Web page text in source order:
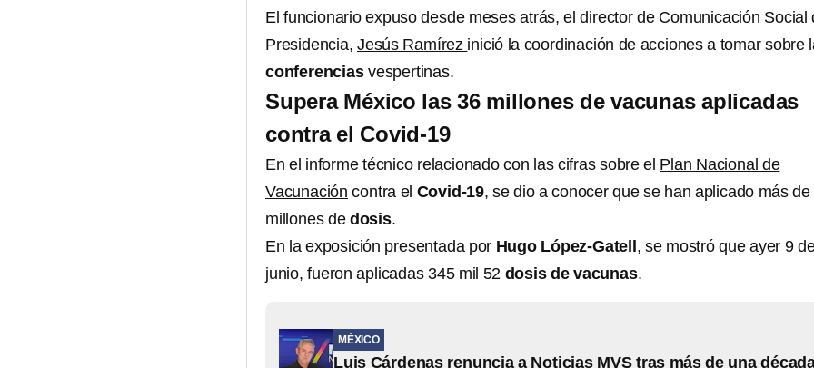
El funcionario expuso desde meses atrás, el director de Comunicación Social
Presidencia,Jesús Ramírez inició la coordinación de acciones a tomar sobre
conferenciasvespertinas.
Supera México las 36 millones de vacunas aplicadas
contra el Covid-19
En el informe técnico relacionado con las cifras sobre el Plan Nacional de
Vacunación contra el Covid-19, se dio a conocer que se han aplicado más de
millones de dosis.
En la exposición presentada por Hugo López-Gatell , se mostró que ayer 9
junio, fueron aplicadas 345 mil 52 dosis de vacunas.
MÉXICO
Luis Cárdenas renuncia a Noticias MVS tras más de una